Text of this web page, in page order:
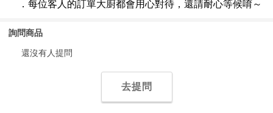
詢問商品
還沒有人提問
去提問